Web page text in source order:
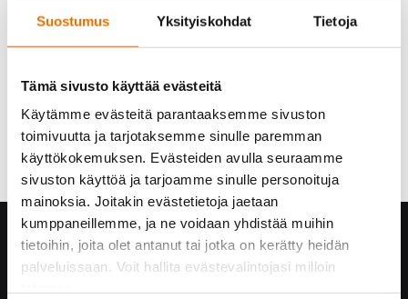
Suostumus Yksityiskohdat Tietoja
Tämä sivusto käyttää evästeitä
Käytämme evästeitä parantaaksemme sivuston
toimivuutta ja tarjotaksemme sinulle paremman
käyttökokemuksen. Evästeiden avulla seuraamme
sivuston käyttöä ja tarjoamme sinulle personoituja
mainoksia. Joitakin evästetietoja jaetaan
kumppaneillemme, ja ne voidaan yhdistää muihin
tietoihin, joita olet antanut tai jotka on kerätty heidän
palveluissaan. Voit hallita evästevalintojasi milloin
Hukka yrityksenä
Yhteystiedot